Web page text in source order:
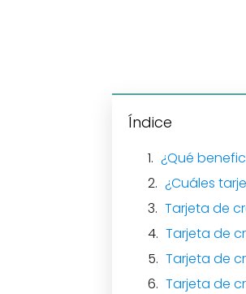
Índice
¿Qué
¿Cuáles
Tarjeta de
Tarjeta de
Tarjeta de
Tarjeta de